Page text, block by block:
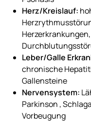
Herz/Kreislauf:
Leber/Galle
chronische
Gallensteine
Nervensystem:
Parkinson ,
Vorbeugung